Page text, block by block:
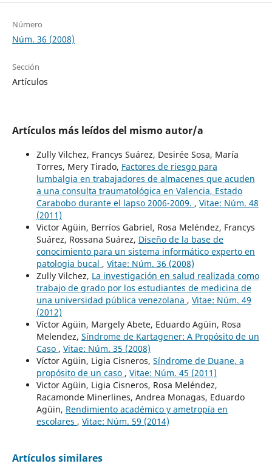
Número
Núm. 36 (2008)
Sección
Artículos
Artículos más leídos del mismo autor/a
Zully Vilchez, Francys Suárez, Desirée Sosa, María
Torres, Mery Tirado, Factores de riesgo para
lumbalgia en trabajadores de almacenes que acuden
a una consulta traumatológica en Valencia, Estado
Carabobo durante el lapso 2006-2009. , Vitae: Núm. 48
(2011)
Victor Agüin, Berríos Gabriel, Rosa Meléndez, Francys
Suárez, Rossana Suárez, Diseño de la base de
conocimiento para un sistema informático experto en
patologia bucal , Vitae: Núm. 36 (2008)
Zully Vilchez, La investigación en salud realizada como
trabajo de grado por los estudiantes de medicina de
una universidad pública venezolana , Vitae: Núm. 49
(2012)
Víctor Agüin, Margely Abete, Eduardo Agüin, Rosa
Melendez, Síndrome de Kartagener: A Propósito de un
Caso , Vitae: Núm. 35 (2008)
Víctor Agüin, Ligia Cisneros, Síndrome de Duane, a
propósito de un caso , Vitae: Núm. 45 (2011)
Victor Agüin, Ligia Cisneros, Rosa Meléndez,
Racamonde Minerlines, Andrea Monagas, Eduardo
Agüin, Rendimiento académico y ametropía en
escolares , Vitae: Núm. 59 (2014)
Artículos similares